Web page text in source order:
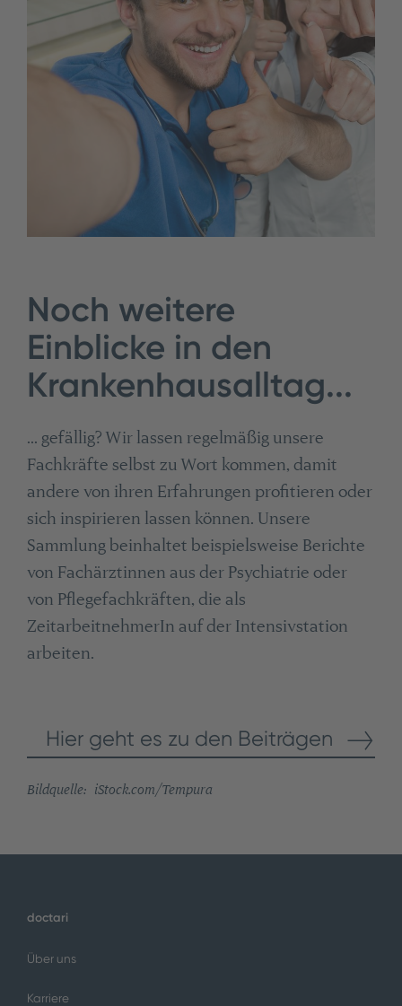
Noch weitere
Einblicke in den
Krankenhausalltag...
... gefällig? Wir lassen regelmäßig unsere
Fachkräfte selbst zu Wort kommen, damit
andere von ihren Erfahrungen profitieren oder
sich inspirieren lassen können. Unsere
Sammlung beinhaltet beispielsweise Berichte
von Fachärztinnen aus der Psychiatrie oder
von Pflegefachkräften, die als
ZeitarbeitnehmerIn auf der Intensivstation
arbeiten.
Hier geht es zu den Beiträgen
Bildquelle: iStock.com/Tempura
doctari
Über uns
Karriere